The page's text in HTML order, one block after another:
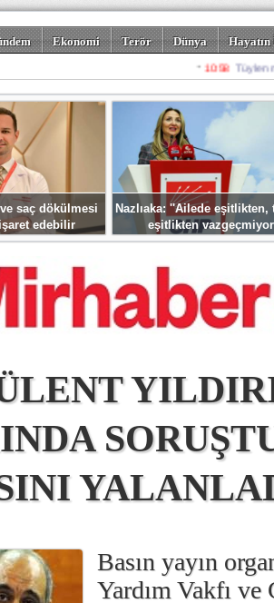
Ekonomi Terör Dünya
Spor Misafir
saç dökülmesi
edebilir
Nazlıaka: ''Ailede eşitlikten,
eşitlikten
Basın yayın
Yardım Vakfı ve